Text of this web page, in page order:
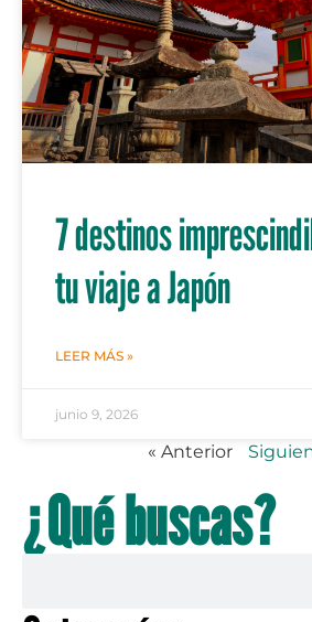
7 destinos
tu viaje a Japón
LEER MÁS »
junio 9, 2026
« Anterior
¿Qué buscas?